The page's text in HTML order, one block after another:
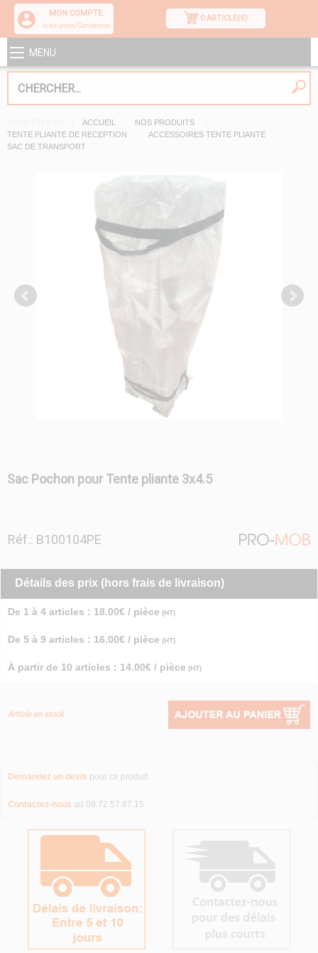
MON COMPTE
Inscription/Connexion
0 ARTICLE(S)
MENU
ACCUEIL
NOS PRODUITS
TENTE PLIANTE DE RECEPTION
ACCESSOIRES TENTE PLIANTE
SAC DE TRANSPORT
Sac Pochon pour Tente pliante 3x4.5
Réf.: B100104PE
Détails des prix (hors frais de livraison)
De 1 à 4 articles : 18.00€ / pièce (HT)
De 5 à 9 articles : 16.00€ / pièce (HT)
À partir de 10 articles : 14.00€ / pièce (HT)
Article en stock
Demandez un devis pour ce produit
Contactez-nous au 09.72.57.87.15